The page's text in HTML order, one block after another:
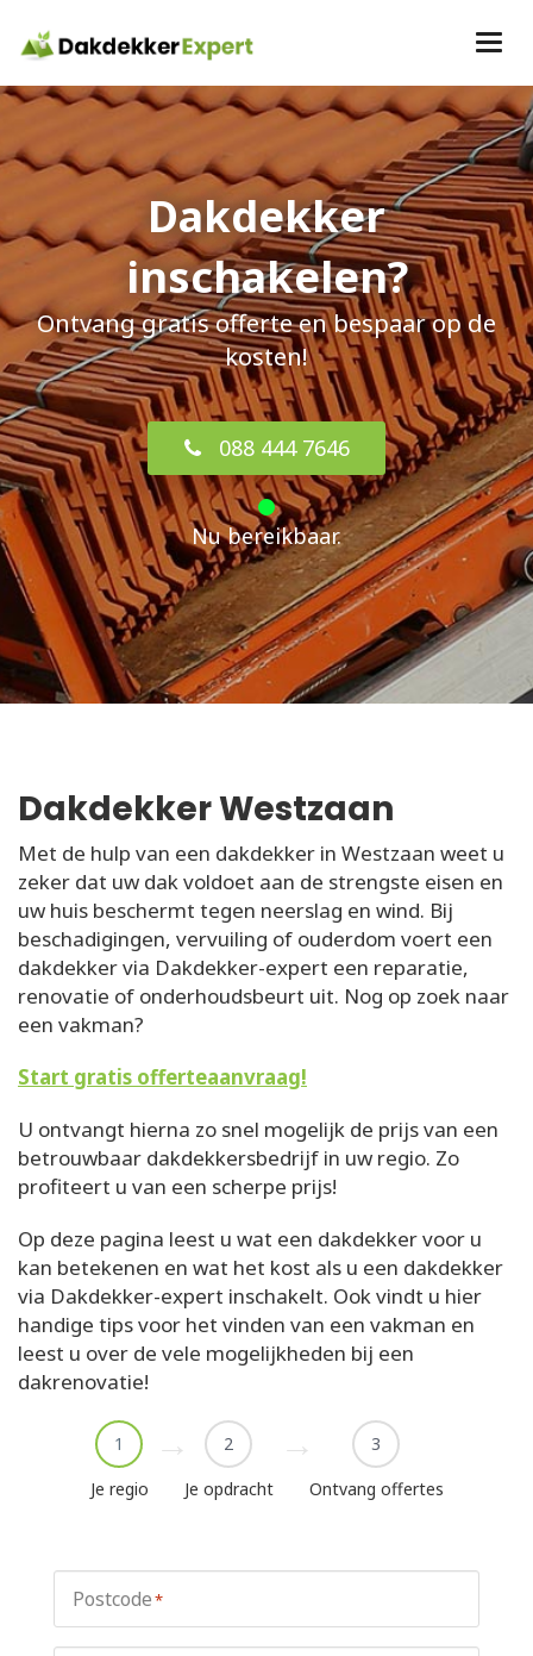
Dakdekker
inschakelen?
Ontvang gratis offerte en bespaar op de
kosten!
088 444 7646
Nu bereikbaar.
Dakdekker Westzaan
Met de hulp van een dakdekker in Westzaan weet u
zeker dat uw dak voldoet aan de strengste eisen en
uw huis beschermt tegen neerslag en wind. Bij
beschadigingen, vervuiling of ouderdom voert een
dakdekker via Dakdekker-expert een reparatie,
renovatie of onderhoudsbeurt uit. Nog op zoek naar
een vakman?
Start gratis offerteaanvraag!
U ontvangt hierna zo snel mogelijk de prijs van een
betrouwbaar dakdekkersbedrijf in uw regio. Zo
profiteert u van een scherpe prijs!
Op deze pagina leest u wat een dakdekker voor u
kan betekenen en wat het kost als u een dakdekker
via Dakdekker-expert inschakelt. Ook vindt u hier
handige tips voor het vinden van een vakman en
leest u over de vele mogelijkheden bij een
dakrenovatie!
1
Je regio
2
Je opdracht
3
Ontvang offertes
Postcode*